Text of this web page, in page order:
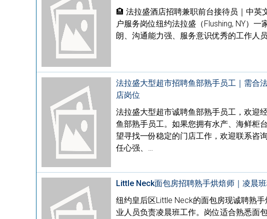
🏨 法拉盛酒店招聘兼职前台接待员｜中
户服务岗位纽约法拉盛（Flushing, NY）
朗、沟通能力强、服务意识优秀的工作人
法拉盛大型超市招聘鱼部熟手员工｜需合
店岗位
法拉盛大型超市诚聘鱼部熟手员工，欢迎
鱼部熟手员工。如果您拥有水产、海鲜柜
望寻找一份稳定的门店工作，欢迎联系咨
任心强、…
Little Neck面包房招聘熟手烘焙师｜凌晨
纽约皇后区Little Neck的面包房现诚聘熟
业人员负责凌晨班工作。岗位适合熟悉面